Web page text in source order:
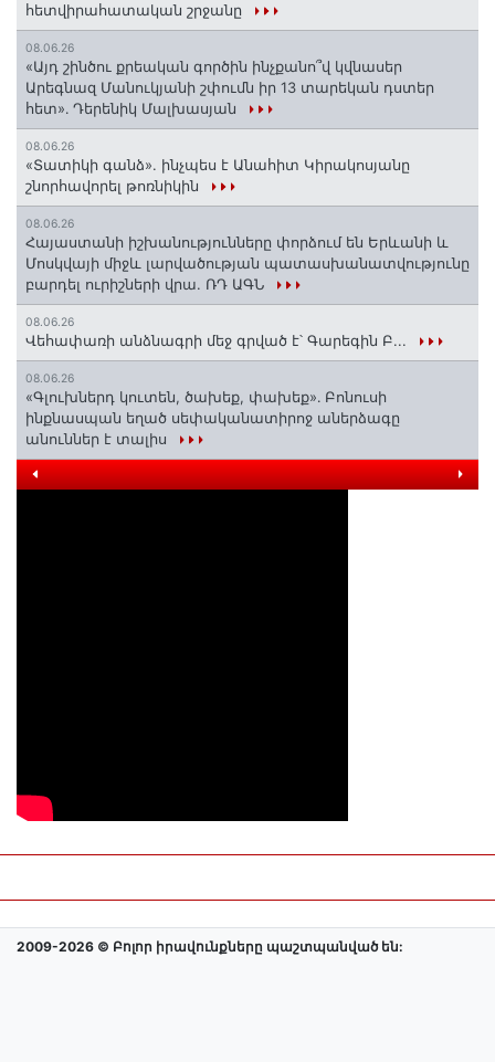
հետվիրահատական շրջանը
08.06.26
«Այդ շինծու քրեական գործին ինչքանո՞վ կվնասեր
Արեգնազ Մանուկյանի շփումն իր 13 տարեկան դստեր
հետ»․ Դերենիկ Մալխասյան
08.06.26
«Տատիկի գանձ». ինչպես է Անահիտ Կիրակոսյանը
շնորհավորել թոռնիկին
08.06.26
Հայաստանի իշխանությունները փորձում են Երևանի և
Մոսկվայի միջև լարվածության պատասխանատվությունը
բարդել ուրիշների վրա. ՌԴ ԱԳՆ
08.06.26
Վեհափառի անձնագրի մեջ գրված է՝ Գարեգին Բ...
08.06.26
«Գլուխներդ կուտեն, ծախեք, փախեք»․ Բոնուսի
ինքնասպան եղած սեփականատիրոջ աներձագը
անուններ է տալիս
2009-2026 © Բոլոր իրավունքները պաշտպանված են: